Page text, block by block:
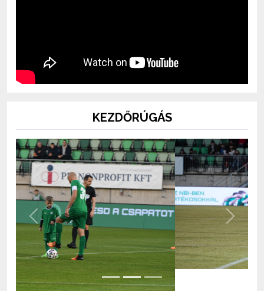
KEZDŐRÚGÁS
Previous Next